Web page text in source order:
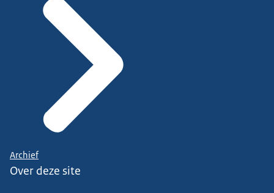
Archief
Over deze site